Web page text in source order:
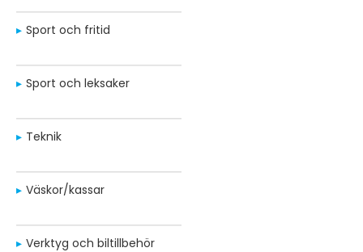
Sport och fritid
Sport och leksaker
Teknik
Väskor/kassar
Verktyg och biltillbehör